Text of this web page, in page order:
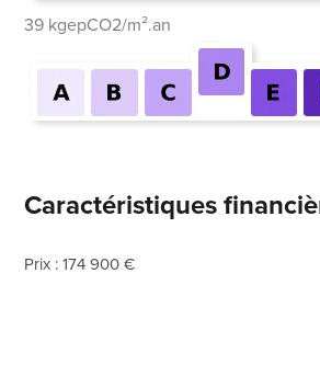
39 kgepCO2/m².an
Caractéristiques
Prix : 174 900 €